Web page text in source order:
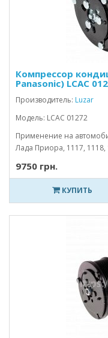
Компрессор
Panasonic) LCAC
Производитель: Luzar
Модель: LCAC 01272
Применение на
Лада Приора, 1117, 1118,
9750 грн.
КУПИТЬ